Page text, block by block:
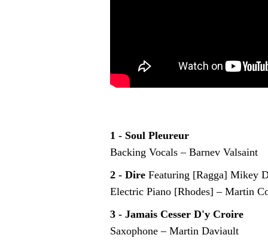
1 - Soul Pleureur
Backing Vocals – Barnev Valsaint
2 - Dire Featuring [Ragga] Mikey
Electric Piano [Rhodes] – Martin
3 - Jamais Cesser D'y Croire
Saxophone – Martin Daviault